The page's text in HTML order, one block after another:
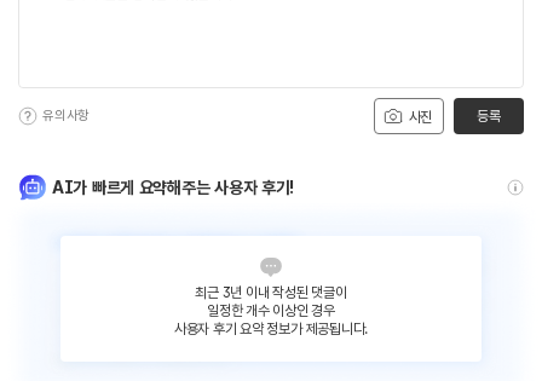
사진
유의사항 등록
AI가 빠르게 요약해주는 사용자 후기!
최근 3년 이내 작성된 댓글이
일정한 개수 이상인 경우
사용자 후기 요약 정보가 제공됩니다.